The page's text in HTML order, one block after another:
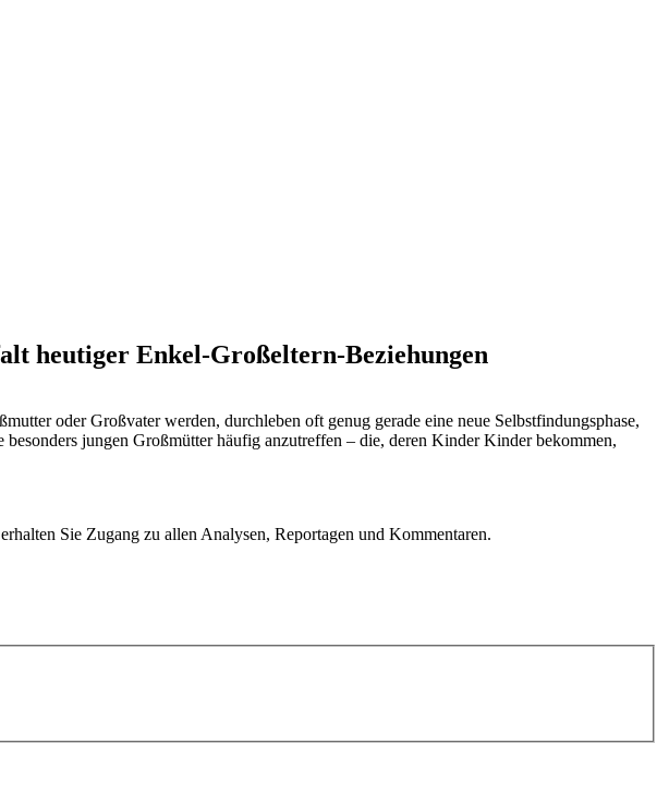
heutiger Enkel-Großeltern-Beziehungen
oder Großvater werden, durchleben oft genug gerade eine neue Selbstfindungsphase,
jungen Großmütter häufig anzutreffen – die, deren Kinder Kinder bekommen,
Sie Zugang zu allen Analysen, Reportagen und Kommentaren.